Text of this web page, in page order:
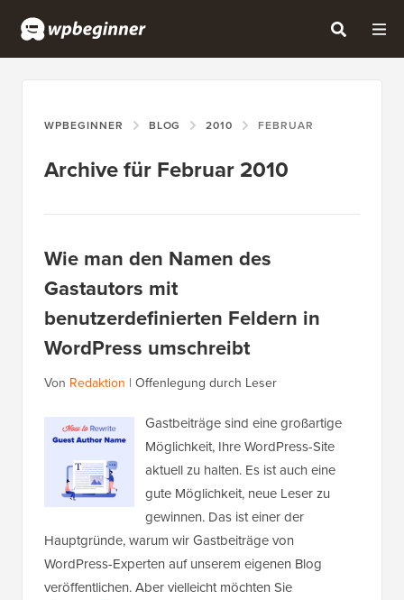
WPBEGINNER BLOG 2010 FEBRUAR
Archive für Februar 2010
Wie man den Namen des
Gastautors mit
benutzerdefinierten Feldern in
WordPress umschreibt
Von Redaktion | Offenlegung durch Leser
Gastbeiträge sind eine großartige
Möglichkeit, Ihre WordPress-Site
aktuell zu halten. Es ist auch eine
gute Möglichkeit, neue Leser zu
gewinnen. Das ist einer der
Hauptgründe, warum wir Gastbeiträge von
WordPress-Experten auf unserem eigenen Blog
veröffentlichen. Aber vielleicht möchten Sie